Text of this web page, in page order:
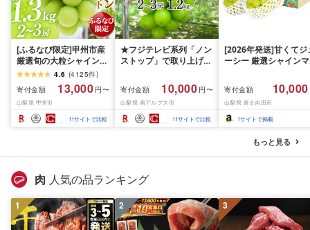
[ふるなび限定]甲州市産
厳選旬の大粒シャインマ
スカット 約1.3kg 2〜3
房[2026年発送]
(MG)B12-472 FN-
Limited-VO シャインマ
スカット フルーツ
4.6 (4125件)
寄付金額
13,000 円〜
山梨県 甲州市
11サイトで比較
★フジテレビ系列「ノン
ストップ」で取り上げら
先行予約]南アルプス市
産シャインマスカット
1.2kg以上(2〜3房)ふる
さと納税 おすすめ 山梨
県 南アルプス市 送料無
寄付金額 10,000 円〜
山梨県 南アルプス市
11サイトで比較
[2026年発送]甘くてジ
ーシー 厳選シャインマ
月前半(1〜15日)から
月下旬までの発送) フ
ーツ ぶどう 果物 山梨
産 2026 旬 大粒 高級
寄付金額 10,000
山梨県 富士吉田市
1サイトで掲載
もっと見る
肉 人気の品ランキング
1 2 3